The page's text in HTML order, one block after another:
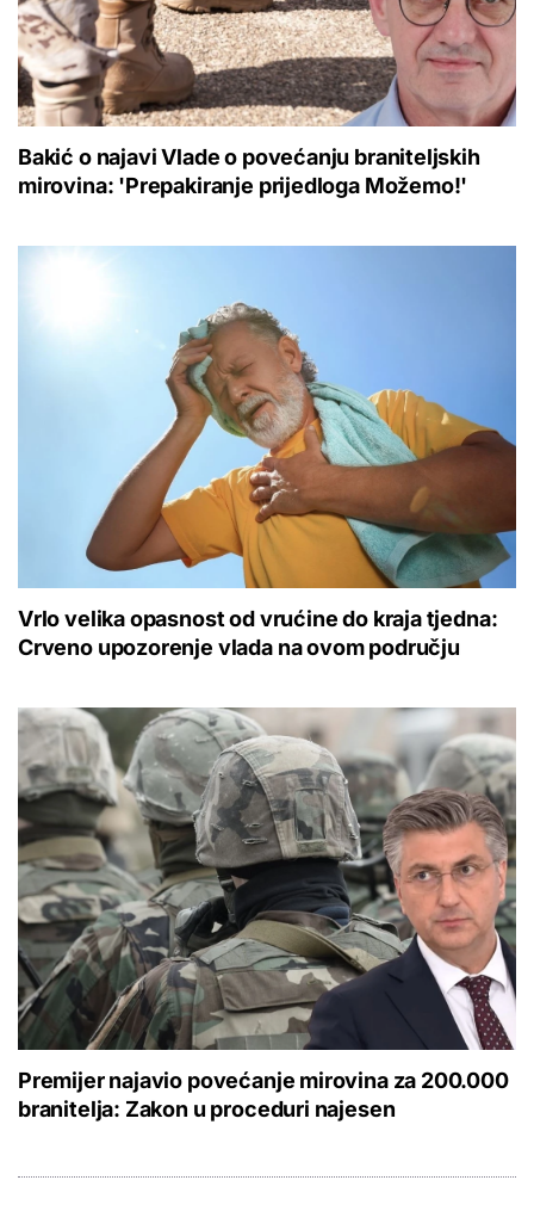
Bakić o najavi Vlade o povećanju braniteljskih
mirovina: 'Prepakiranje prijedloga Možemo!'
Vrlo velika opasnost od vrućine do kraja tjedna:
Crveno upozorenje vlada na ovom području
Premijer najavio povećanje mirovina za 200.000
branitelja: Zakon u proceduri najesen